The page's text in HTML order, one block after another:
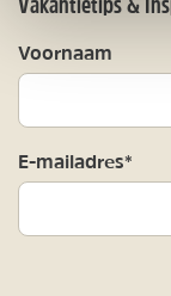
Voornaam
E-mailadres*